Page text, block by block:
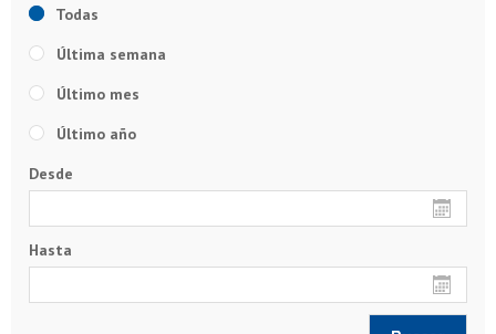
Todas
Última semana
Último mes
Último año
Desde
Hasta